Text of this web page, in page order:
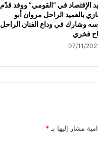
الإقتصاد في “القومي” ووفد قدّم
بالعميد الراحل مروان أبو
وشارك في وداع الفنان الراحل
فخري
07/11/
مشار إليها بـ*